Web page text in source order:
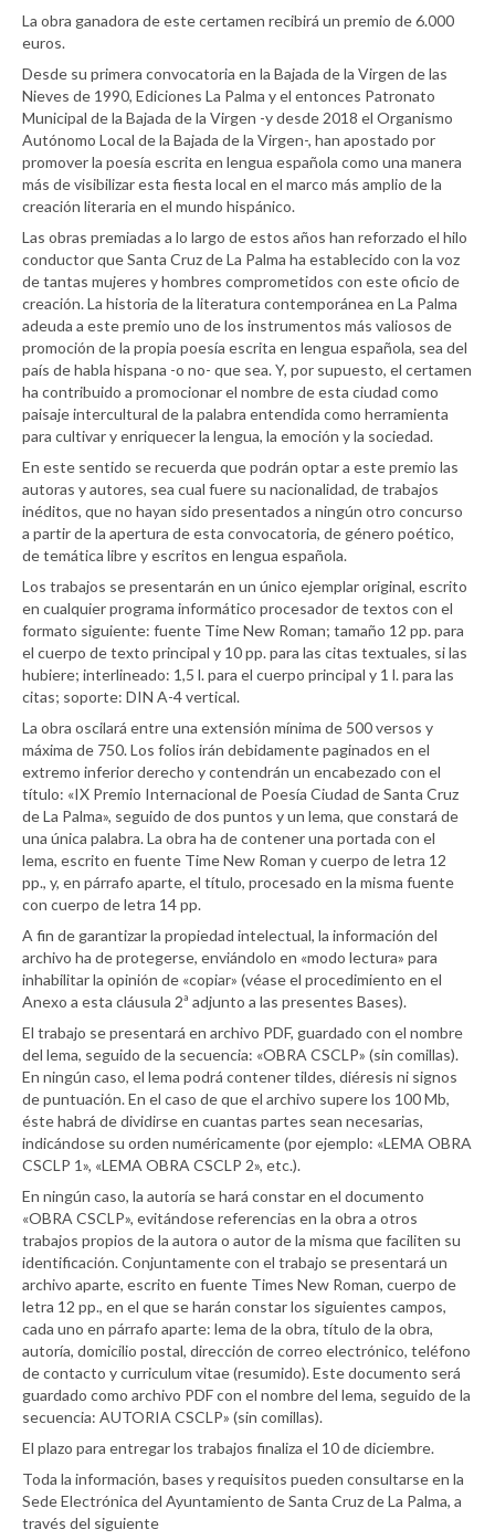
La obra ganadora de este certamen recibirá un premio de 6.000
euros.
Desde su primera convocatoria en la Bajada de la Virgen de las
Nieves de 1990, Ediciones La Palma y el entonces Patronato
Municipal de la Bajada de la Virgen -y desde 2018 el Organismo
Autónomo Local de la Bajada de la Virgen-, han apostado por
promover la poesía escrita en lengua española como una manera
más de visibilizar esta fiesta local en el marco más amplio de la
creación literaria en el mundo hispánico.
Las obras premiadas a lo largo de estos años han reforzado el hilo
conductor que Santa Cruz de La Palma ha establecido con la voz
de tantas mujeres y hombres comprometidos con este oficio de
creación. La historia de la literatura contemporánea en La Palma
adeuda a este premio uno de los instrumentos más valiosos de
promoción de la propia poesía escrita en lengua española, sea del
país de habla hispana -o no- que sea. Y, por supuesto, el certamen
ha contribuido a promocionar el nombre de esta ciudad como
paisaje intercultural de la palabra entendida como herramienta
para cultivar y enriquecer la lengua, la emoción y la sociedad.
En este sentido se recuerda que podrán optar a este premio las
autoras y autores, sea cual fuere su nacionalidad, de trabajos
inéditos, que no hayan sido presentados a ningún otro concurso
a partir de la apertura de esta convocatoria, de género poético,
de temática libre y escritos en lengua española.
Los trabajos se presentarán en un único ejemplar original, escrito
en cualquier programa informático procesador de textos con el
formato siguiente: fuente Time New Roman; tamaño 12 pp. para
el cuerpo de texto principal y 10 pp. para las citas textuales, si las
hubiere; interlineado: 1,5 l. para el cuerpo principal y 1 l. para las
citas; soporte: DIN A-4 vertical.
La obra oscilará entre una extensión mínima de 500 versos y
máxima de 750. Los folios irán debidamente paginados en el
extremo inferior derecho y contendrán un encabezado con el
título: «IX Premio Internacional de Poesía Ciudad de Santa Cruz
de La Palma», seguido de dos puntos y un lema, que constará de
una única palabra. La obra ha de contener una portada con el
lema, escrito en fuente Time New Roman y cuerpo de letra 12
pp., y, en párrafo aparte, el título, procesado en la misma fuente
con cuerpo de letra 14 pp.
A fin de garantizar la propiedad intelectual, la información del
archivo ha de protegerse, enviándolo en «modo lectura» para
inhabilitar la opinión de «copiar» (véase el procedimiento en el
Anexo a esta cláusula 2ª adjunto a las presentes Bases).
El trabajo se presentará en archivo PDF, guardado con el nombre
del lema, seguido de la secuencia: «OBRA CSCLP» (sin comillas).
En ningún caso, el lema podrá contener tildes, diéresis ni signos
de puntuación. En el caso de que el archivo supere los 100 Mb,
éste habrá de dividirse en cuantas partes sean necesarias,
indicándose su orden numéricamente (por ejemplo: «LEMA OBRA
CSCLP 1», «LEMA OBRA CSCLP 2», etc.).
En ningún caso, la autoría se hará constar en el documento
«OBRA CSCLP», evitándose referencias en la obra a otros
trabajos propios de la autora o autor de la misma que faciliten su
identificación. Conjuntamente con el trabajo se presentará un
archivo aparte, escrito en fuente Times New Roman, cuerpo de
letra 12 pp., en el que se harán constar los siguientes campos,
cada uno en párrafo aparte: lema de la obra, título de la obra,
autoría, domicilio postal, dirección de correo electrónico, teléfono
de contacto y curriculum vitae (resumido). Este documento será
guardado como archivo PDF con el nombre del lema, seguido de la
secuencia: AUTORIA CSCLP» (sin comillas).
El plazo para entregar los trabajos finaliza el 10 de diciembre.
Toda la información, bases y requisitos pueden consultarse en la
Sede Electrónica del Ayuntamiento de Santa Cruz de La Palma, a
través del siguiente